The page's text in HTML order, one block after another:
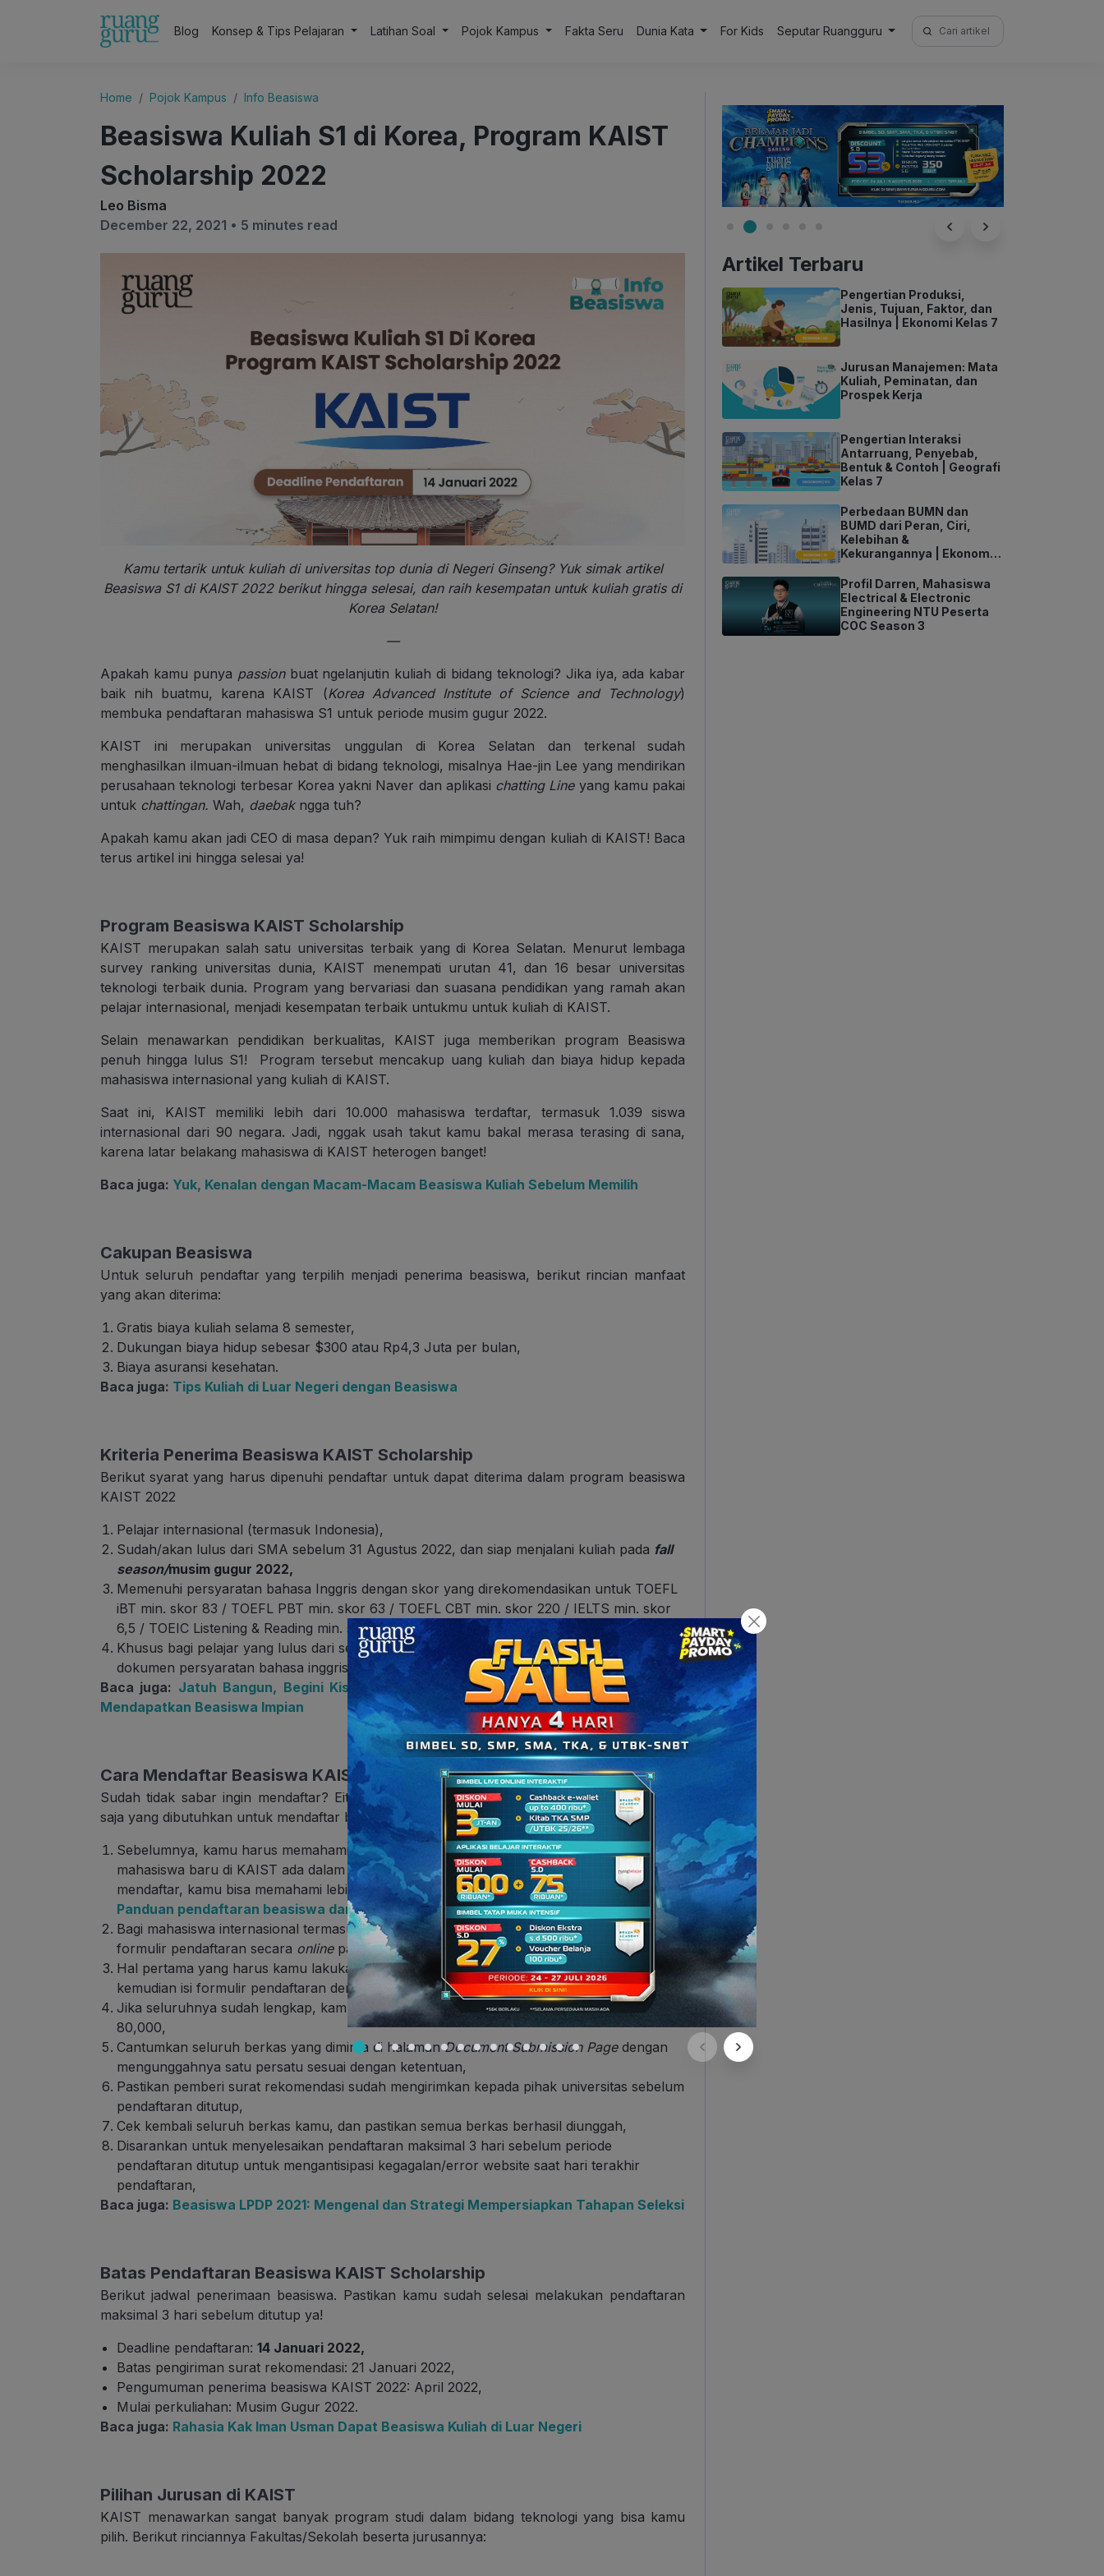
Blog Konsep & Tips Pelajaran Latihan Soal Pojok Kampus Fakta Seru Dunia Kata For Kids Seputar Ruangguru
Search
for:
Home Pojok Kampus Info Beasiswa
Beasiswa Kuliah S1 di Korea, Program KAIST
Scholarship 2022
Leo Bisma
December 22, 2021 • 5 minutes read
Kamu tertarik untuk kuliah di universitas top dunia di Negeri Ginseng? Yuk simak artikel
Beasiswa S1 di KAIST 2022 berikut hingga selesai, dan raih kesempatan untuk kuliah gratis di
Korea Selatan!
—
Apakah kamu punya passion buat ngelanjutin kuliah di bidang teknologi? Jika iya, ada kabar
baik nih buatmu, karena KAIST (Korea Advanced Institute of Science and Technology)
membuka pendaftaran mahasiswa S1 untuk periode musim gugur 2022.
KAIST ini merupakan universitas unggulan di Korea Selatan dan terkenal sudah
menghasilkan ilmuan-ilmuan hebat di bidang teknologi, misalnya Hae-jin Lee yang mendirikan
perusahaan teknologi terbesar Korea yakni Naver dan aplikasi chatting Lineyang kamu pakai
untuk chattingan. Wah, daebak ngga tuh?
Apakah kamu akan jadi CEO di masa depan? Yuk raih mimpimu dengan kuliah di KAIST! Baca
terus artikel ini hingga selesai ya!
Program Beasiswa KAIST Scholarship
KAIST merupakan salah satu universitas terbaik yang di Korea Selatan. Menurut lembaga
survey ranking universitas dunia, KAIST menempati urutan 41, dan 16 besar universitas
teknologi terbaik dunia. Program yang bervariasi dan suasana pendidikan yang ramah akan
pelajar internasional, menjadi kesempatan terbaik untukmu untuk kuliah di KAIST.
Selain menawarkan pendidikan berkualitas, KAIST juga memberikan program Beasiswa
penuh hingga lulus S1! Program tersebut mencakup uang kuliah dan biaya hidup kepada
mahasiswa internasional yang kuliah di KAIST.
Saat ini, KAIST memiliki lebih dari 10.000 mahasiswa terdaftar, termasuk 1.039 siswa
internasional dari 90 negara. Jadi, nggak usah takut kamu bakal merasa terasing di sana,
karena latar belakang mahasiswa di KAIST heterogen banget!
Baca juga: Yuk, Kenalan dengan Macam-Macam Beasiswa Kuliah Sebelum Memilih
Cakupan Beasiswa
Untuk seluruh pendaftar yang terpilih menjadi penerima beasiswa, berikut rincian manfaat
yang akan diterima:
Gratis biaya kuliah selama 8 semester,
Dukungan biaya hidup sebesar $300 atau Rp4,3 Juta per bulan,
Biaya asuransi kesehatan.
Baca juga: Tips Kuliah di Luar Negeri dengan Beasiswa
Kriteria Penerima Beasiswa KAIST Scholarship
Berikut syarat yang harus dipenuhi pendaftar untuk dapat diterima dalam program beasiswa
KAIST 2022
Pelajar internasional (termasuk Indonesia),
Sudah/akan lulus dari SMA sebelum 31 Agustus 2022, dan siap menjalani kuliah pada fall
season/musim gugur 2022,
Memenuhi persyaratan bahasa Inggris dengan skor yang direkomendasikan untuk TOEFL
iBT min. skor 83 / TOEFL PBT min. skor 63 / TOEFL CBT min. skor 220 / IELTS min. skor
6,5 / TOEIC Listening & Reading min. skor 720 / TEPS min. skor 326,
Khusus bagi pelajar yang lulus dari sekolah dengan bahasa pengantar bahasa inggris,
dokumen persyaratan bahasa inggris tidak diperlukan.
Baca juga: Jatuh Bangun, Begini Kisah Perjuangan Anggota Ruangguru Squad Alumni
Mendapatkan Beasiswa Impian
Cara Mendaftar Beasiswa KAIST Scholarship
Sudah tidak sabar ingin mendaftar? Eits, tunggu dulu, pahami dengan teliti ya langkah apa
saja yang dibutuhkan untuk mendaftar beasiswa KAIST 2022:
Sebelumnya, kamu harus memahami bahwa pendaftaran beasiswa dan pendaftaran
mahasiswa baru di KAIST ada dalam 1 proses dan bisa dilakukan sekaligus. Sebelum
mendaftar, kamu bisa memahami lebih lanjut mengenai ketentuannya lewat dokumen
Panduan pendaftaran beasiswa dan kuliah KAIST 2022,
Bagi mahasiswa internasional termasuk dari Indonesia, pendaftar dapat melengkapi
formulir pendaftaran secara online padahalaman berikut,
Hal pertama yang harus kamu lakukan, buatlah akun pengguna di halaman tersebut,
kemudian isi formulir pendaftaran dengan lengkap dan simpanfiletersebut,
Jika seluruhnya sudah lengkap, kamu bisa membayar biaya pendaftaran sebesar KRW
80,000,
Cantumkan seluruh berkas yang diminta di halamanDocument Submission Page dengan
mengunggahnya satu persatu sesuai dengan ketentuan,
Pastikan pemberi surat rekomendasi sudah mengirimkan kepada pihak universitas sebelum
pendaftaran ditutup,
Cek kembali seluruh berkas kamu, dan pastikan semua berkas berhasil diunggah,
Disarankan untuk menyelesaikan pendaftaran maksimal 3 hari sebelum periode
pendaftaran ditutup untuk mengantisipasi kegagalan/error website saat hari terakhir
pendaftaran,
Baca juga: Beasiswa LPDP 2021: Mengenal dan Strategi Mempersiapkan Tahapan Seleksi
Batas Pendaftaran Beasiswa KAIST Scholarship
Berikut jadwal penerimaan beasiswa. Pastikan kamu sudah selesai melakukan pendaftaran
maksimal 3 hari sebelum ditutup ya!
Deadline pendaftaran: 14 Januari 2022,
Batas pengiriman surat rekomendasi: 21 Januari 2022,
Pengumuman penerima beasiswa KAIST 2022: April 2022,
Mulai perkuliahan: Musim Gugur 2022.
Baca juga: Rahasia Kak Iman Usman Dapat Beasiswa Kuliah di Luar Negeri
Pilihan Jurusan di KAIST
KAIST menawarkan sangat banyak program studi dalam bidang teknologi yang bisa kamu
pilih. Berikut rinciannya Fakultas/Sekolah beserta jurusannya:
Artikel Terbaru
Pengertian Produksi,
Jenis, Tujuan, Faktor, dan
Hasilnya | Ekonomi Kelas 7
Jurusan Manajemen: Mata
Kuliah, Peminatan, dan
Prospek Kerja
Pengertian Interaksi
Antarruang, Penyebab,
Bentuk & Contoh | Geografi
Kelas 7
Perbedaan BUMN dan
BUMD dari Peran, Ciri,
Kelebihan &
Kekurangannya | Ekonomi
Profil Darren, Mahasiswa
Electrical & Electronic
Engineering NTU Peserta
COC Season 3